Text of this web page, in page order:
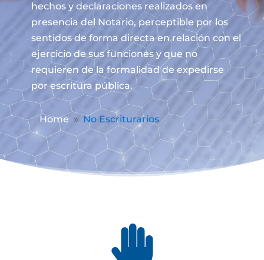
hechos y declaraciones realizados en
presencia del Notario, perceptible por los
sentidos de forma directa en relación con el
ejercicio de sus funciones y que no
requieren de la formalidad de expedirse
por escritura pública.
Home 9 No Escriturarios
